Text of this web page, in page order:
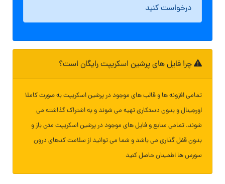
درخواست کنید
چرا فایل های پرشین اسکریپت رایگان است؟
تمامی افزونه ها و قالب های موجود در پرشین اسکریپت به صورت کاملا
اورجینال و بدون دستکاری تهیه می شوند و به اشتراک گذاشته می
شوند. تمامی منابع و فایل های موجود در پرشین اسکریپت متن باز و
بدون قفل گذاری می باشد و شما می توانید از سلامت کدهای درون
سورس ها اطمینان حاصل کنید